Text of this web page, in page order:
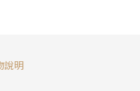
說明